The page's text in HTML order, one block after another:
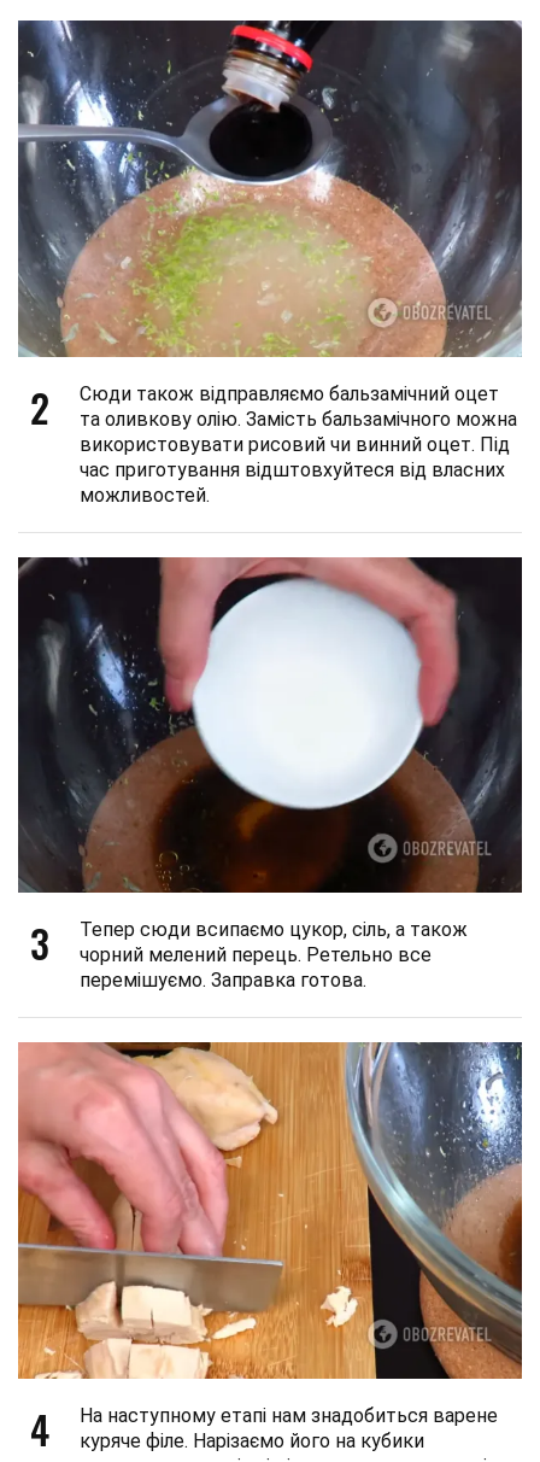
2
Сюди також відправляємо бальзамічний оцет
та оливкову олію. Замість бальзамічного можна
використовувати рисовий чи винний оцет. Під
час приготування відштовхуйтеся від власних
можливостей.
3
Тепер сюди всипаємо цукор, сіль, а також
чорний мелений перець. Ретельно все
перемішуємо. Заправка готова.
4
На наступному етапі нам знадобиться варене
куряче філе. Нарізаємо його на кубики